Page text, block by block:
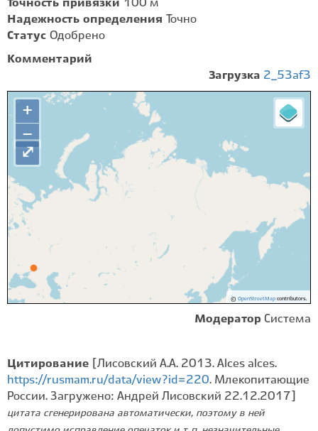
Точность привязки 100 м
Надежность определения
Точно
Статус Одобрено
Комментарий
Загрузка 2_53af3
+
−
© OpenStreetMapcontributors.
⤢
Модератор Система
Цитирование
[Лисовский А.А. 2013. Alces alces.
https://rusmam.ru/data/view?id=220. Млекопитающие
России. Загружено: Андрей Лисовский 22.12.2017]
цитата сгенерирована автоматически, поэтому в ней